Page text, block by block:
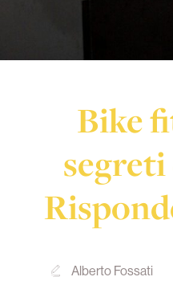
Bike
segreti
Alberto Fossati